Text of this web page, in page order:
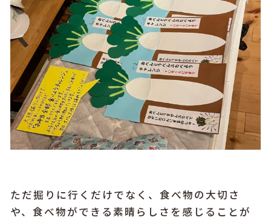
ただ掘りに行くだけでなく、食べ物の大切さ
や、食べ物ができる素晴らしさを感じることが